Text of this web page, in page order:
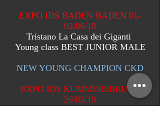
EXPO IDS BADEN BADEN 01-
02/06/19
Tristano La Casa dei Giganti
Young class BEST JUNIOR MALE
NEW YOUNG CHAMPION CKD
EXPO IDS KUMMERSBRUCK
26/05/19